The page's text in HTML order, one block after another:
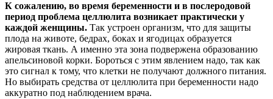
К сожалению, во время беременности и в послеродовой
период проблема целлюлита возникает практически у
каждой женщины. Так устроен организм, что для защиты
плода на животе, бедрах, боках и ягодицах образуется
жировая ткань. А именно эта зона подвержена образованию
апельсиновой корки. Бороться с этим явлением надо, так как
это сигнал к тому, что клетки не получают должного питания.
Но выбирать средства от целлюлита при беременности надо
аккуратно под наблюдением врача.